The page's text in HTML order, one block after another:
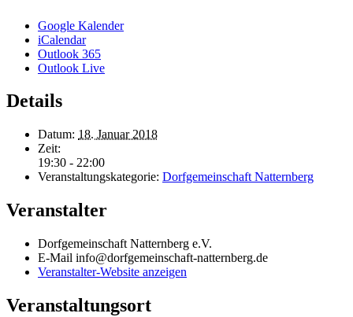
Google Kalender
iCalendar
Outlook 365
Outlook Live
Details
Datum: 18. Januar 2018
Zeit:
19:30 - 22:00
Veranstaltungskategorie: Dorfgemeinschaft Natternberg
Veranstalter
Dorfgemeinschaft Natternberg e.V.
E-Mail info@dorfgemeinschaft-natternberg.de
Veranstalter-Website anzeigen
Veranstaltungsort